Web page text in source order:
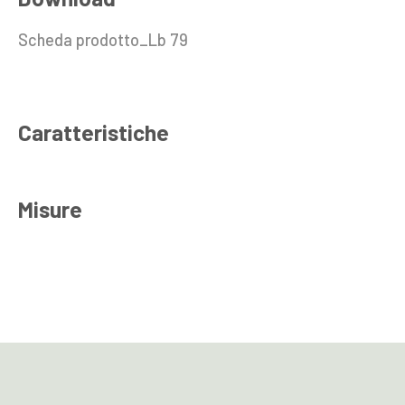
Scheda prodotto_Lb 79
Caratteristiche
Misure